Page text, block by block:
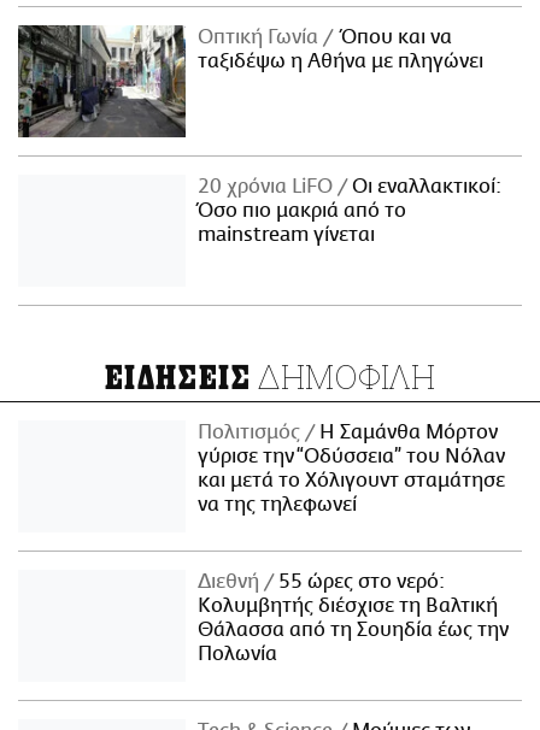
Οπτική Γωνία
Όπου και να
ταξιδέψω η Αθήνα με πληγώνει
20 χρόνια LiFO
Οι εναλλακτικοί:
Όσο πιο μακριά από το
mainstream γίνεται
ΕΙΔΗΣΕΙΣ ΔΗΜΟΦΙΛΗ
Πολιτισμός
Η Σαμάνθα Μόρτον
γύρισε την “Οδύσσεια” του Νόλαν
και μετά το Χόλιγουντ σταμάτησε
να της τηλεφωνεί
Διεθνή
55 ώρες στο νερό:
Κολυμβητής διέσχισε τη Βαλτική
Θάλασσα από τη Σουηδία έως την
Πολωνία